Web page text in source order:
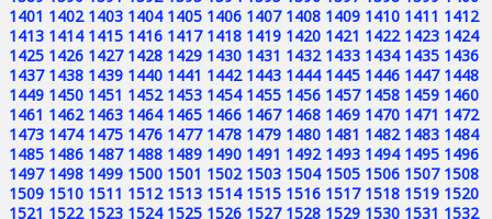
1401 1402 1403 1404 1405 1406 1407 1408 1409 1410 1411 1412
1413 1414 1415 1416 1417 1418 1419 1420 1421 1422 1423 1424
1425 1426 1427 1428 1429 1430 1431 1432 1433 1434 1435 1436
1437 1438 1439 1440 1441 1442 1443 1444 1445 1446 1447 1448
1449 1450 1451 1452 1453 1454 1455 1456 1457 1458 1459 1460
1461 1462 1463 1464 1465 1466 1467 1468 1469 1470 1471 1472
1473 1474 1475 1476 1477 1478 1479 1480 1481 1482 1483 1484
1485 1486 1487 1488 1489 1490 1491 1492 1493 1494 1495 1496
1497 1498 1499 1500 1501 1502 1503 1504 1505 1506 1507 1508
1509 1510 1511 1512 1513 1514 1515 1516 1517 1518 1519 1520
1521 1522 1523 1524 1525 1526 1527 1528 1529 1530 1531 1532